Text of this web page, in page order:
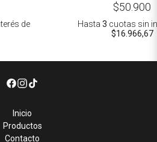
de
$50.900
Hasta 3 cuotas sin
$16.966,67
Inicio
Productos
Contacto